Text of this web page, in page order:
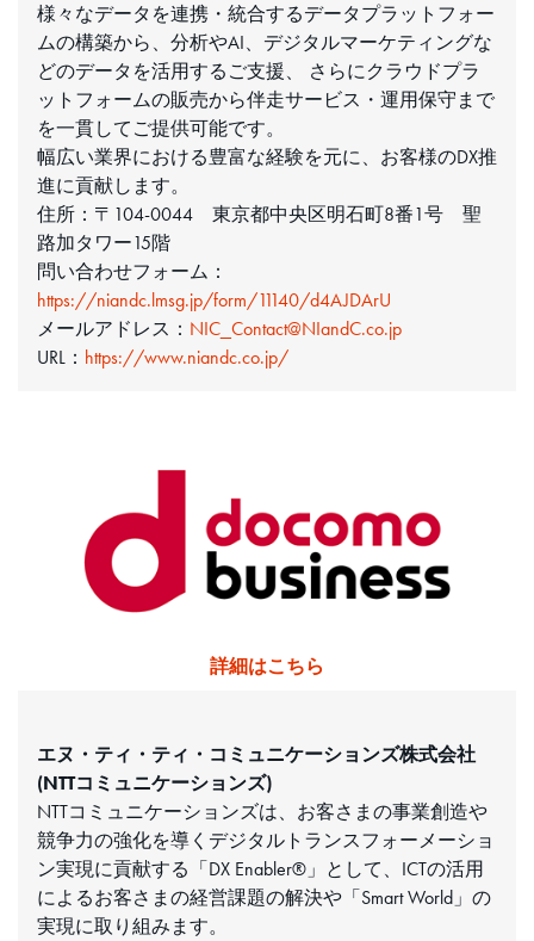
様々なデータを連携・統合するデータプラットフォー
ムの構築から、分析やAI、デジタルマーケティングな
どのデータを活用するご支援、 さらにクラウドプラ
ットフォームの販売から伴走サービス・運用保守まで
を一貫してご提供可能です。
幅広い業界における豊富な経験を元に、お客様のDX推
進に貢献します。
住所：〒104-0044 東京都中央区明石町8番1号 聖
路加タワー15階
問い合わせフォーム：
https://niandc.lmsg.jp/form/11140/d4AJDArU
メールアドレス： NIC_Contact@NIandC.co.jp
URL： https://www.niandc.co.jp/
詳細はこちら
エヌ・ティ・ティ・コミュニケーションズ株式会社
(NTTコミュニケーションズ)
NTTコミュニケーションズは、お客さまの事業創造や
競争力の強化を導くデジタルトランスフォーメーショ
ン実現に貢献する「DX Enabler®」として、ICTの活用
によるお客さまの経営課題の解決や「Smart World」の
実現に取り組みます。